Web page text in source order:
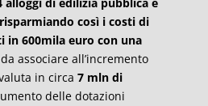
così i costi di
600mila euro con una
associare all’incremento
in circa 7 mln di
delle dotazioni